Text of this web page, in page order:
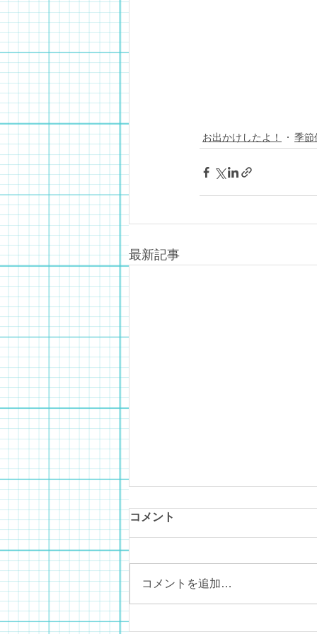
お出かけしたよ！ 季節
最新記事
城山オレンジ園
コメント
コメントを追加…